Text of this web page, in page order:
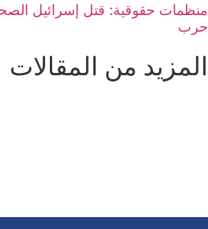
منظمات حقوقية: قتل إسرائيل
حرب
المزيد من المقالات